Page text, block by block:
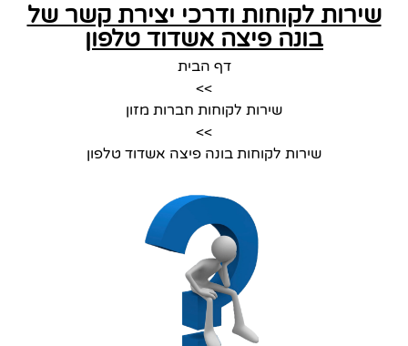
שירות לקוחות ודרכי יצירת קשר של
בונה פיצה אשדוד טלפון
דף הבית
>>
שירות לקוחות חברות מזון
>>
שירות לקוחות בונה פיצה אשדוד טלפון